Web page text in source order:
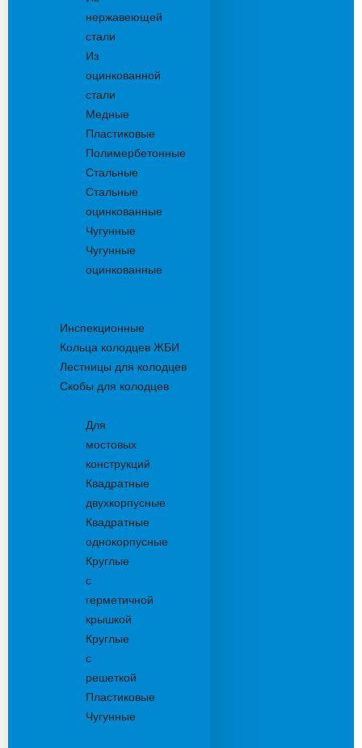
нержавеющей
стали
Из
оцинкованной
стали
Медные
Пластиковые
Полимербетонные
Стальные
Стальные
оцинкованные
Чугунные
Чугунные
оцинкованные
Инспекционные
Кольца колодцев ЖБИ
Лестницы для колодцев
Скобы для колодцев
Для
мостовых
конструкций
Квадратные
двухкорпусные
Квадратные
однокорпусные
Круглые
с
герметичной
крышкой
Круглые
с
решеткой
Пластиковые
Чугунные